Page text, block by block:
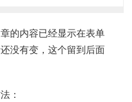
的内容已经显示在表单
没有变，这个留到后面
：